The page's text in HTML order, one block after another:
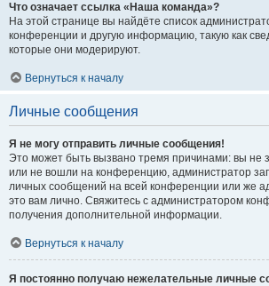
Что означает ссылка «Наша команда»?
На этой странице вы найдёте список
конференции и другую информацию, такую как
которые они модерируют.
Вернуться к началу
Личные сообщения
Я не могу отправить личные сообщения!
Это может быть вызвано тремя причинами: вы не
или не вошли на конференцию, администратор
личных сообщений на всей конференции или же
это вам лично. Свяжитесь с администратором
получения дополнительной информации.
Вернуться к началу
Я постоянно получаю нежелательные личные